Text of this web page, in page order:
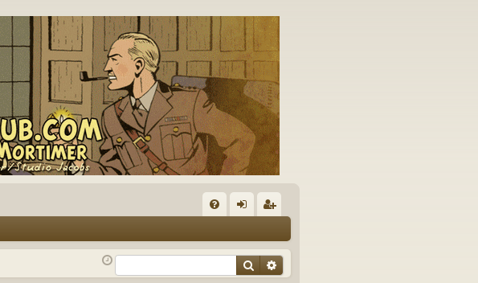
Q ne
xi
nr
eg
Rechercher
Recherche avancée